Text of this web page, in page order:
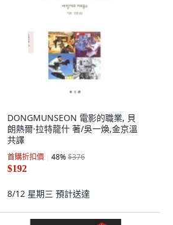
DONGMUNSEON 電影的職業, 貝
朗熱爾·拉特龍什 著/吳一煥,金京溫
共譯
首購折扣價 48%$376
$192
8/12 星期三 預計送達